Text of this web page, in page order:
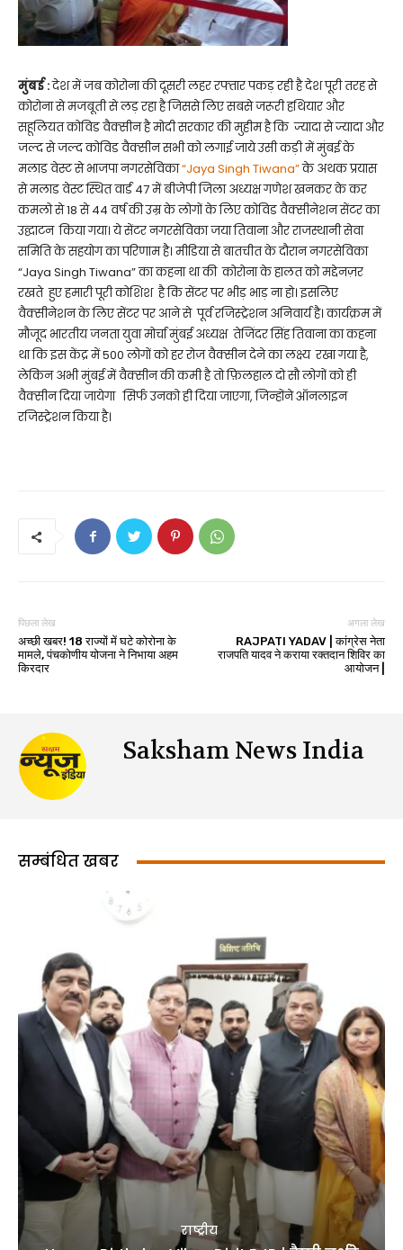
मुंबई :देश में जब कोरोना की दूसरी लहर रफ्तार पकड़ रही है देश पूरी तरह से
कोरोना से मजबूती से लड़ रहा है जिससे लिए सबसे जरूरी हथियार और
सहूलियत कोविड वैक्सीन है मोदी सरकार की मुहीम है कि ज्यादा से ज्यादा और
जल्द से जल्द कोविड वैक्सीन सभी को लगाई जाये उसी कड़ी में मुंबई के
मलाड वेस्ट से भाजपा नगरसेविका“Jaya Singh Tiwana”के अथक प्रयास
से मलाड वेस्ट स्थित वार्ड 47 में बीजेपी जिला अध्यक्ष गणेश खनकर के कर
कमलो से 18 से 44 वर्ष की उम्र के लोगों के लिए कोविड वैक्सीनेशन सेंटर का
उद्घाटन किया गया। ये सेंटर नगरसेविका जया तिवाना और राजस्थानी सेवा
समिति के सहयोग का परिणाम है। मीडिया से बातचीत के दौरान नगरसेविका
“Jaya Singh Tiwana” का कहना था की कोरोना के हालत को मद्देनज़र
रखते हुए हमारी पूरी कोशिश है कि सेंटर पर भीड़ भाड़ ना हो। इसलिए
वैक्सीनेशन के लिए सेंटर पर आने से पूर्व रजिस्ट्रेशन अनिवार्य है। कार्यक्रम में
मौजूद भारतीय जनता युवा मोर्चा मुंबई अध्यक्ष तेजिंदर सिंह तिवाना का कहना
था कि इस केंद्र में 500 लोगों को हर रोज वैक्सीन देने का लक्ष्य रखा गया है,
लेकिन अभी मुंबई में वैक्सीन की कमी है तो फ़िलहाल दो सौ लोगों को ही
वैक्सीन दिया जायेगा सिर्फ उनको ही दिया जाएगा, जिन्होंने ऑनलाइन
रजिस्ट्रेशन किया है।
पिछला लेख
अच्छी खबर! 18 राज्यों में घटे कोरोना के
मामले, पंचकोणीय योजना ने निभाया अहम
किरदार
अगला लेख
RAJPATI YADAV | कांग्रेस नेता
राजपति यादव ने कराया रक्तदान शिविर का
आयोजन |
Saksham News India
सम्बंधित खबर
राष्ट्रीय